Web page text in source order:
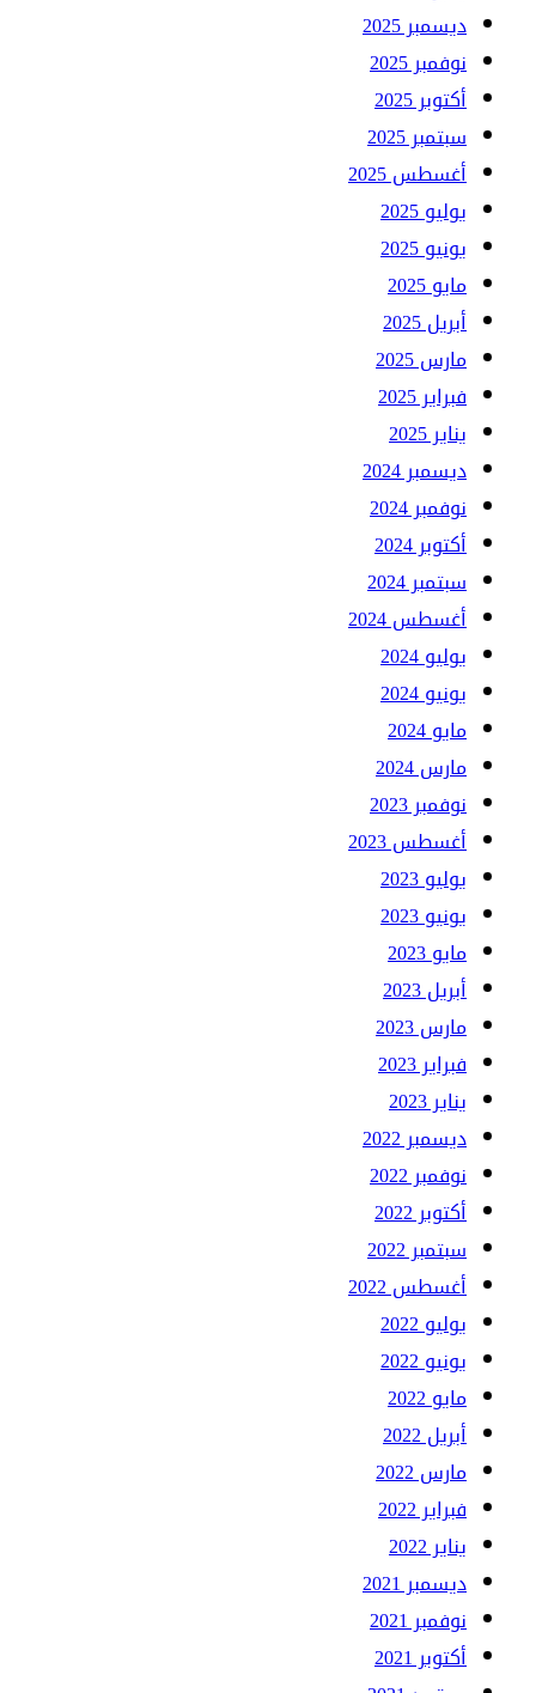
ديسمبر 2025
نوفمبر 2025
أكتوبر 2025
سبتمبر 2025
أغسطس 2025
يوليو 2025
يونيو 2025
مايو 2025
أبريل 2025
مارس 2025
فبراير 2025
يناير 2025
ديسمبر 2024
نوفمبر 2024
أكتوبر 2024
سبتمبر 2024
أغسطس 2024
يوليو 2024
يونيو 2024
مايو 2024
مارس 2024
نوفمبر 2023
أغسطس 2023
يوليو 2023
يونيو 2023
مايو 2023
أبريل 2023
مارس 2023
فبراير 2023
يناير 2023
ديسمبر 2022
نوفمبر 2022
أكتوبر 2022
سبتمبر 2022
أغسطس 2022
يوليو 2022
يونيو 2022
مايو 2022
أبريل 2022
مارس 2022
فبراير 2022
يناير 2022
ديسمبر 2021
نوفمبر 2021
أكتوبر 2021